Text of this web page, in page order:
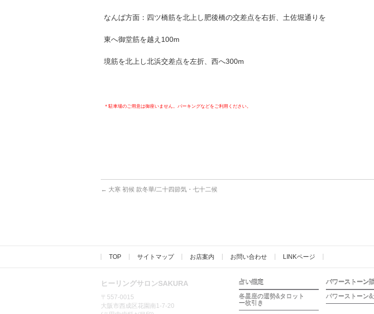
なんば方面：四ツ橋筋を北上し肥後橋の交差点を右折、土佐堀通りを
東へ御堂筋を越え100m
境筋を北上し北浜交差点を左折、西へ300m
＊駐車場のご用意は御座いません。パーキングなどをご利用ください。
← 大寒 初候 款冬華/二十四節気・七十二候
TOP サイトマップ お店案内 お問い合わせ LINKページ
ヒーリングサロンSAKURA
〒557-0015
大阪市西成区花園南1-7-20
占い鑑定
各星座の運勢&タロット
一枚引き
パワーストーン
パワーストーン&